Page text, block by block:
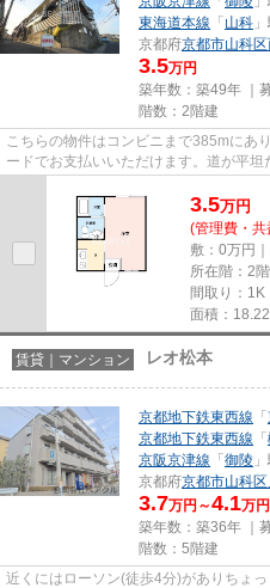
東海道本線 「 山科
京都府京都市山科区
3.5万円
築年数：築49年 ｜
階数：2階建
こちらの物件はコンビニまで385mにあ
ードでお支払いいただけます。道が平
3.5万円
(管理費・
敷：0万円
所在階：2階
間取り：1K
面積：
賃貸｜マンション レオ松本
京都地下鉄東西線 「
京都地下鉄東西線 「
京阪京津線 「 御陵
京都府京都市山科区
3.7万円～4.1万円
築年数：築36年 ｜
階数：5階建
近くにはローソン(徒歩4分)がありちょ